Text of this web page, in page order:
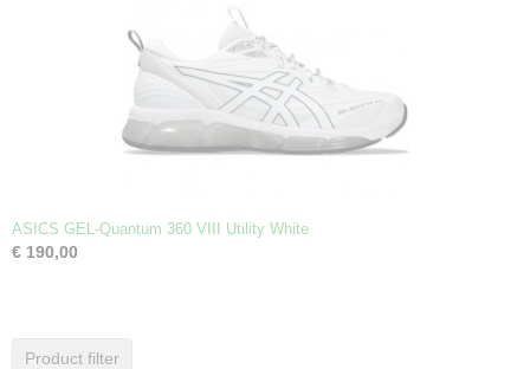
ASICS GEL-Quantum 360 VIII Utility White
€ 190,00
Product filter